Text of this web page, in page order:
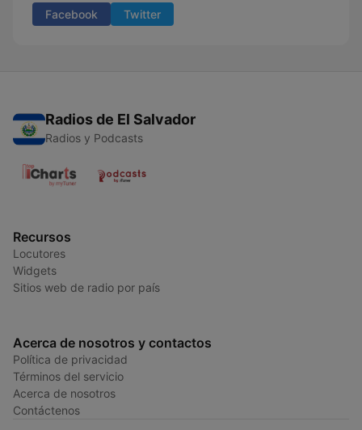
Facebook Twitter
Radios de El Salvador
Radios y Podcasts
Recursos
Locutores
Widgets
Sitios web de radio por país
Acerca de nosotros y contactos
Política de privacidad
Términos del servicio
Acerca de nosotros
Contáctenos